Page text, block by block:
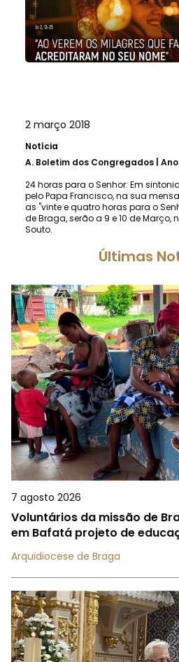
2 março 2018
Notícia
A. Boletim dos Congregados | Ano
24 horas para o Senhor: Em
pelo Papa Francisco, na sua
as "vinte e quatro horas para o
de Braga, serão a 9 e 10 de Março,
Souto.
Últimas
7 agosto 2026
Voluntários da missão de
em Bafatá projeto de
Arquidiocese de Braga